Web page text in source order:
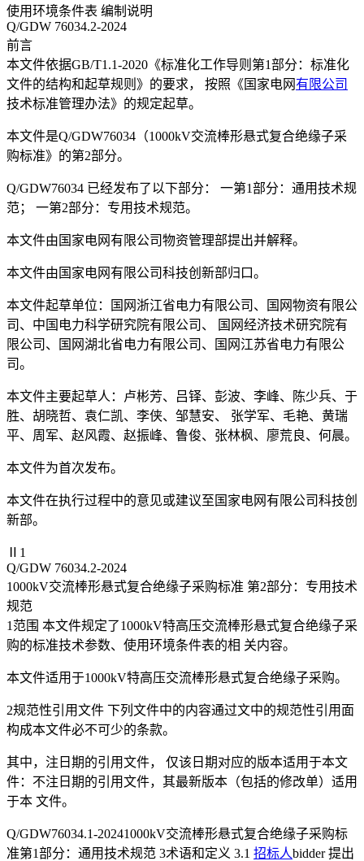
使用环境条件表 编制说明
Q/GDW 76034.2-2024
前言
本文件依据GB/T1.1-2020《标准化工作导则第1部分：标准化
文件的结构和起草规则》的要求， 按照《国家电网有限公司
技术标准管理办法》的规定起草。
本文件是Q/GDW76034（1000kV交流棒形悬式复合绝缘子采
购标准》的第2部分。
Q/GDW76034 已经发布了以下部分： 一第1部分：通用技术规
范； 一第2部分：专用技术规范。
本文件由国家电网有限公司物资管理部提出并解释。
本文件由国家电网有限公司科技创新部归口。
本文件起草单位：国网浙江省电力有限公司、国网物资有限公
司、中国电力科学研究院有限公司、 国网经济技术研究院有
限公司、国网湖北省电力有限公司、国网江苏省电力有限公
司。
本文件主要起草人：卢彬芳、吕铎、彭波、李峰、陈少兵、于
胜、胡晓哲、袁仁凯、李侠、邹慧安、 张学军、毛艳、黄瑞
平、周军、赵风霞、赵振峰、鲁俊、张林枫、廖荒良、何晨。
本文件为首次发布。
本文件在执行过程中的意见或建议至国家电网有限公司科技创
新部。
Ⅱ1
Q/GDW 76034.2-2024
1000kV交流棒形悬式复合绝缘子采购标准 第2部分：专用技术
规范
1范围 本文件规定了1000kV特高压交流棒形悬式复合绝缘子采
购的标准技术参数、使用环境条件表的相 关内容。
本文件适用于1000kV特高压交流棒形悬式复合绝缘子采购。
2规范性引用文件 下列文件中的内容通过文中的规范性引用面
构成本文件必不可少的条款。
其中，注日期的引用文件， 仅该日期对应的版本适用于本文
件：不注日期的引用文件，其最新版本（包括的修改单）适用
于本 文件。
Q/GDW76034.1-20241000kV交流棒形悬式复合绝缘子采购标
准第1部分：通用技术规范 3术语和定义 3.1 招标人bidder 提出